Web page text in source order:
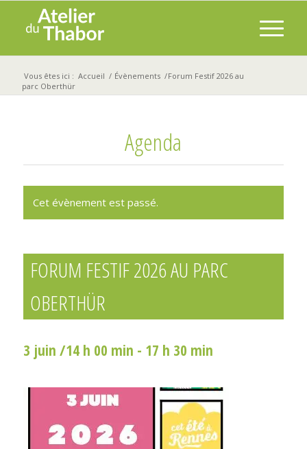
Vous êtes ici : Accueil / Évènements /Forum Festif 2026 au
parc Oberthür
Agenda
Cet évènement est passé.
FORUM FESTIF 2026 AU PARC
OBERTHÜR
3 juin /14 h 00 min - 17 h 30 min